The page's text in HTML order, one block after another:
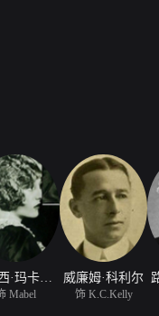
Mabel
威廉姆·科利尔
饰 K.C.Kelly